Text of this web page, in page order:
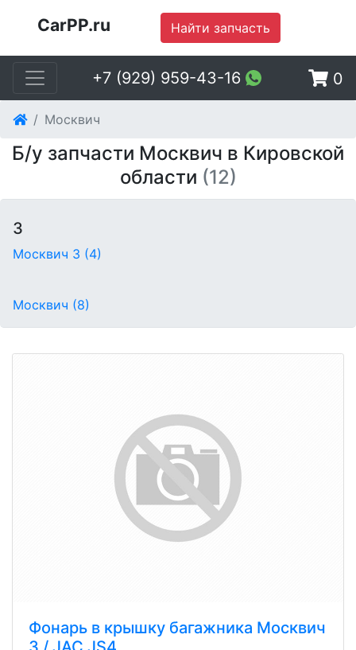
CarPP.ru Найти запчасть
+7 (929) 959-43-16 0
Москвич
Б/у запчасти Москвич в Кировской
области (12)
3
Москвич 3 (4)
Москвич (8)
Фонарь в крышку багажника Москвич